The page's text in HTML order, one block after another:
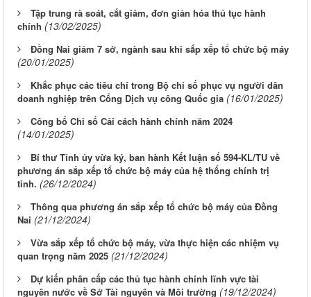
Tập trung rà soát, cắt giảm, đơn giản hóa thủ tục hành
chính (13/02/2025)
Đồng Nai giảm 7 sở, ngành sau khi sắp xếp tổ chức bộ máy
(20/01/2025)
Khắc phục các tiêu chí trong Bộ chỉ số phục vụ người dân
doanh nghiệp trên Cổng Dịch vụ công Quốc gia (16/01/2025)
Công bố Chỉ số Cải cách hành chính năm 2024
(14/01/2025)
Bí thư Tỉnh ủy vừa ký, ban hành Kết luận số 594-KL/TU về
phương án sắp xếp tổ chức bộ máy của hệ thống chính trị
tỉnh. (26/12/2024)
Thông qua phương án sắp xếp tổ chức bộ máy của Đồng
Nai (21/12/2024)
Vừa sắp xếp tổ chức bộ máy, vừa thực hiện các nhiệm vụ
quan trọng năm 2025 (21/12/2024)
Dự kiến phân cấp các thủ tục hành chính lĩnh vực tài
nguyên nước về Sở Tài nguyên và Môi trường (19/12/2024)